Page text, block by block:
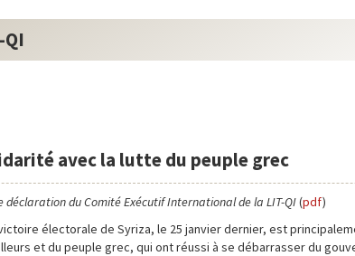
QI
avec la lutte du peuple grec
déclaration du Comité Exécutif International de la LIT-QI(pdf)
électorale de Syriza, le 25 janvier dernier, est
et du peuple grec, qui ont réussi à se débarrasser du